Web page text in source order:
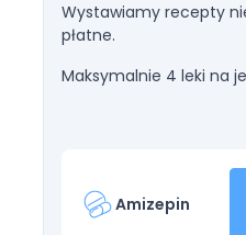
Wystawiamy recepty
płatne.
Maksymalnie 4 leki na
Amizepin